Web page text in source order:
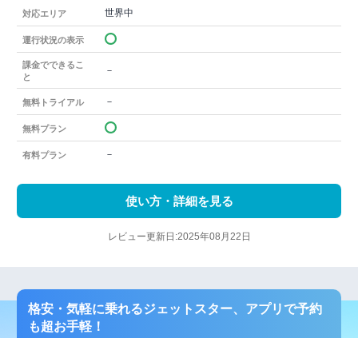
対応エリア 世界中
運行状況の表示
課金でできるこ
と
－
無料トライアル －
無料プラン
有料プラン －
使い方・詳細を見る
レビュー更新日:2025年08月22日
格安・気軽に乗れるジェットスター、アプリで予約
も超お手軽！